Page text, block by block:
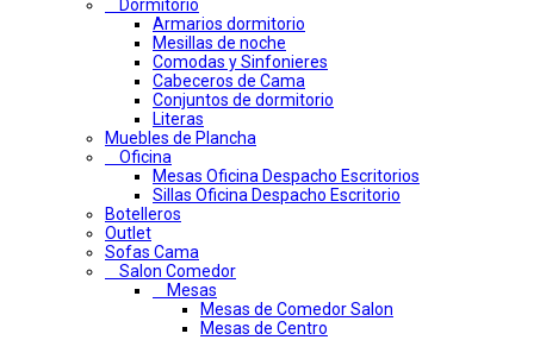
Dormitorio
Armarios dormitorio
Mesillas de noche
Comodas y Sinfonieres
Cabeceros de Cama
Conjuntos de dormitorio
Literas
Muebles de Plancha
Oficina
Mesas Oficina Despacho Escritorios
Sillas Oficina Despacho Escritorio
Botelleros
Outlet
Sofas Cama
Salon Comedor
Mesas
Mesas de Comedor Salon
Mesas de Centro